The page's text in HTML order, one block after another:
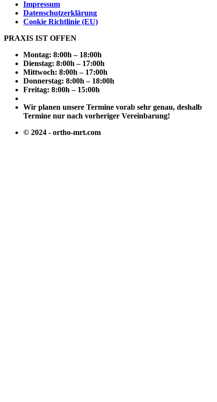
Impressum
Datenschutzerklärung
Cookie Richtlinie (EU)
PRAXIS IST OFFEN
Montag: 8:00h – 18:00h
Dienstag: 8:00h – 17:00h
Mittwoch: 8:00h – 17:00h
Donnerstag: 8:00h – 18:00h
Freitag: 8:00h – 15:00h
Wir planen unsere Termine vorab sehr genau, deshalb
Termine nur nach vorheriger Vereinbarung!
© 2024 - ortho-mrt.com